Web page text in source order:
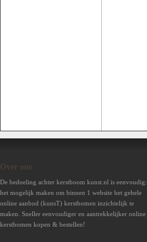
Over ons
De bedoeling achter kerstboom kunst.nl is eenvoudig:
het mogelijk maken om binnen 1 website het gehele
online aanbod (kunsT) kerstbomen inzichtelijk te
maken. Sneller eenvoudiger en aantrekkelijker online
kerstbomen kopen & bestellen!